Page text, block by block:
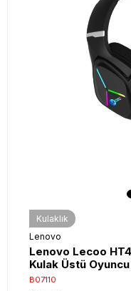
Kulaklık
Lenovo
Lenovo Lecoo
Kulak Üstü Oyuncu
B07110